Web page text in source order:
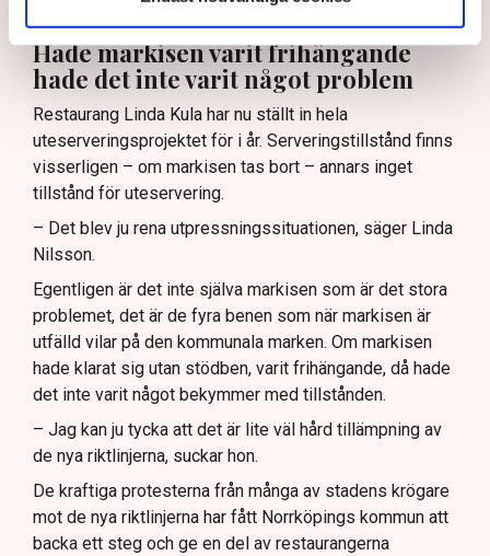
plats 253 av landets 290 kommuner. (Se artikel nedan)
Hade markisen varit frihängande
hade det inte varit något problem
Restaurang Linda Kula har nu ställt in hela
uteserveringsprojektet för i år. Serveringstillstånd finns
visserligen – om markisen tas bort – annars inget
tillstånd för uteservering.
– Det blev ju rena utpressningssituationen, säger Linda
Nilsson.
Egentligen är det inte själva markisen som är det stora
problemet, det är de fyra benen som när markisen är
utfälld vilar på den kommunala marken. Om markisen
hade klarat sig utan stödben, varit frihängande, då hade
det inte varit något bekymmer med tillstånden.
– Jag kan ju tycka att det är lite väl hård tillämpning av
de nya riktlinjerna, suckar hon.
De kraftiga protesterna från många av stadens krögare
mot de nya riktlinjerna har fått Norrköpings kommun att
backa ett steg och ge en del av restaurangerna